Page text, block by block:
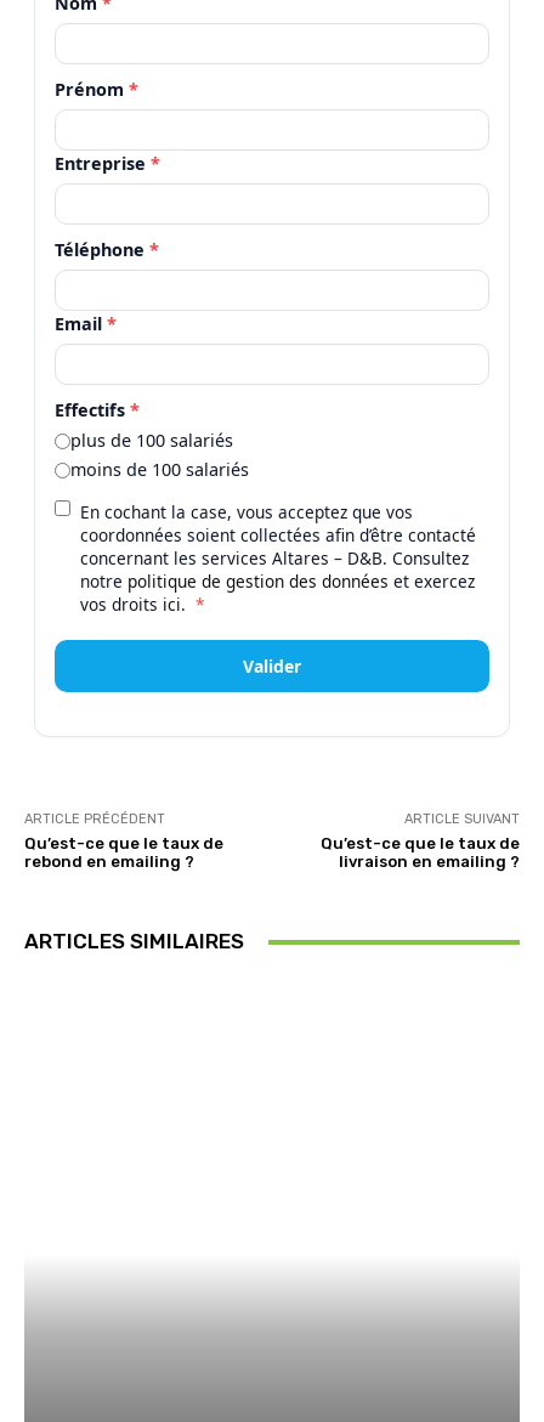
Prénom *
Entreprise *
Téléphone *
Email *
Effectifs *
plus de 100 salariés
moins de 100 salariés
En cochant la case, vous acceptez que vos
coordonnées soient collectées afin d’être contacté
concernant les services Altares – D&B. Consultez
notre politique de gestion des données et exercez
vos droits ici. *
Valider
ARTICLE PRÉCÉDENT
Qu’est-ce que le taux de
rebond en emailing ?
ARTICLE SUIVANT
Qu’est-ce que le taux de
livraison en emailing ?
ARTICLES SIMILAIRES